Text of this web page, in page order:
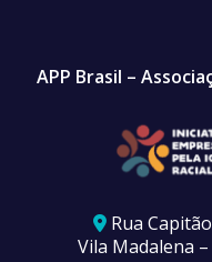
APP Brasil –
Rua
Vila Madalena –